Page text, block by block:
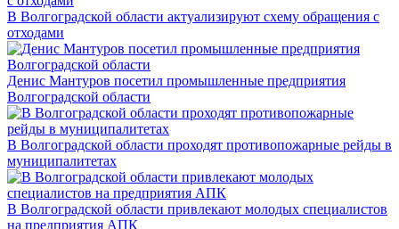
В Волгоградской области актуализируют схему обращения с
отходами
Денис Мантуров посетил промышленные предприятия
Волгоградской области
В Волгоградской области проходят противопожарные рейды в
муниципалитетах
В Волгоградской области привлекают молодых специалистов
на предприятия АПК